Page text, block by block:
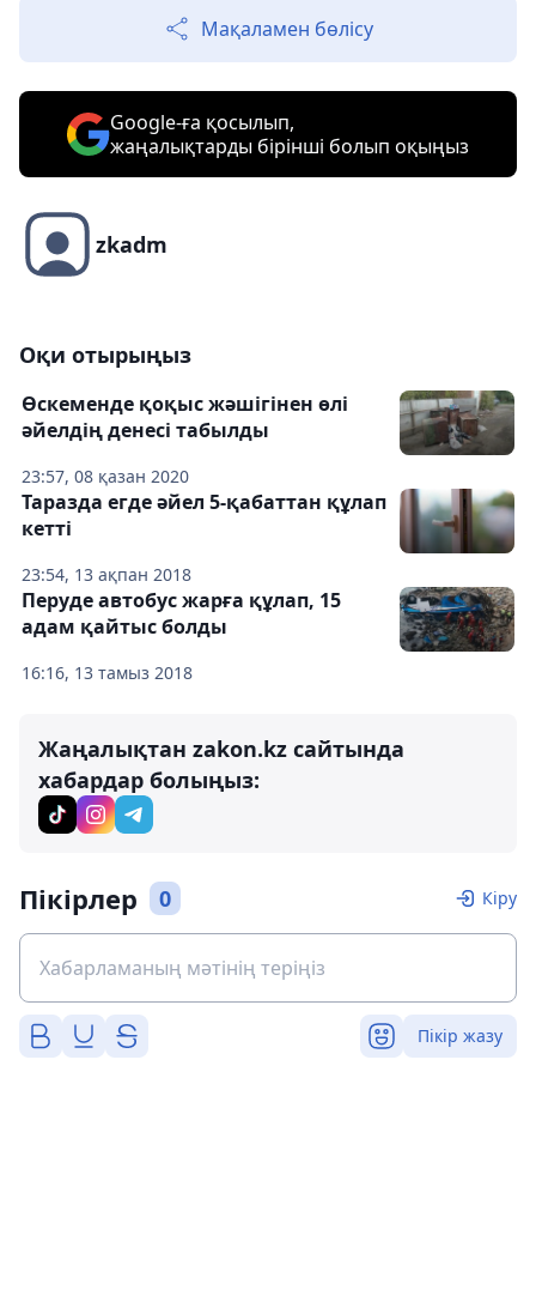
Мақаламен бөлісу
Google-ға қосылып,
жаңалықтарды бірінші болып оқыңыз
zkadm
Оқи отырыңыз
23:57, 08 қазан 2020
Өскеменде қоқыс жәшігінен өлі
әйелдің денесі табылды
23:54, 13 ақпан 2018
Таразда егде әйел 5-қабаттан құлап
кетті
16:16, 13 тамыз 2018
Перуде автобус жарға құлап, 15
адам қайтыс болды
Жаңалықтан zakon.kz сайтында
хабардар болыңыз:
Пікірлер 0 Кіру
Пікір жазу